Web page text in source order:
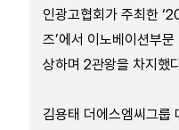
인광고협회가 주최한
즈’에서 이노베이션부
상하며 2관왕을 차지했
김용태 더에스엠씨그룹